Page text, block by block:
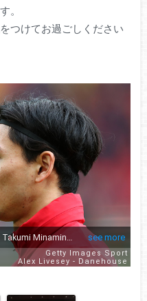
。
つけてお過ごしください